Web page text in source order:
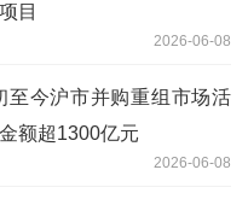
目
2026-06-08
至今沪市并购重组市场活
额超1300亿元
2026-06-08